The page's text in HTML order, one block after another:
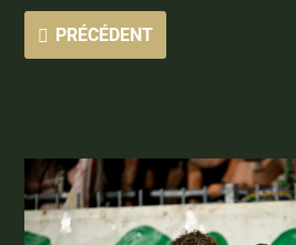
PRÉCÉDENT